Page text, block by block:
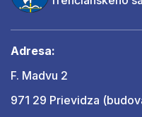
Adresa:
F. Madvu 2
971 29 Prievidza